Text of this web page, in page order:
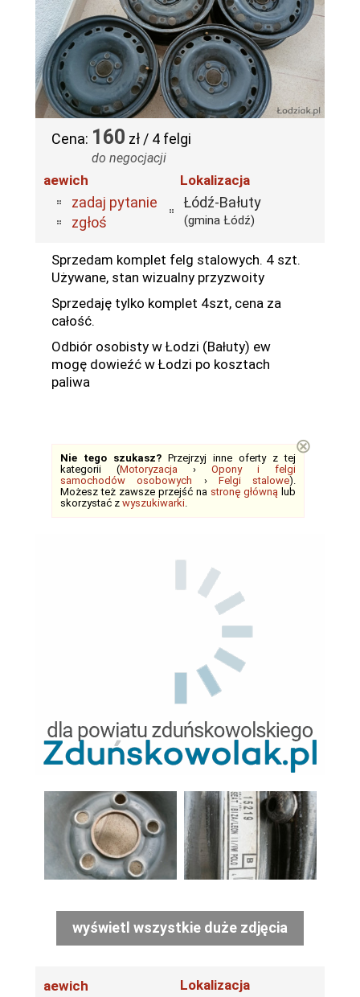
Cena: 160 zł / 4 felgi
do negocjacji
aewich
zadaj pytanie
zgłoś
Lokalizacja
Łódź-Bałuty
(gmina Łódź)
Sprzedam komplet felg stalowych. 4 szt.
Używane, stan wizualny przyzwoity
Sprzedaję tylko komplet 4szt, cena za
całość.
Odbiór osobisty w Łodzi (Bałuty) ew
mogę dowieźć w Łodzi po kosztach
paliwa
Nie tego szukasz? Przejrzyj inne oferty z tej
kategorii (Motoryzacja › Opony i felgi
samochodów osobowych › Felgi stalowe).
Możesz też zawsze przejść na stronę główną lub
skorzystać z wyszukiwarki
⊗
wyświetl wszystkie duże zdjęcia
aewich Lokalizacja